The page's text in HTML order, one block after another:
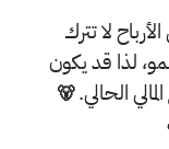
لا تترك
لذا قد يكون
الحالي.🐻